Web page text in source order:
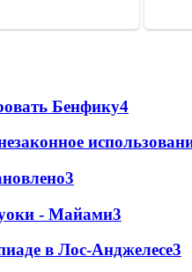
Бенфику4
3
- Майами3
в Лос-Анджелесе3